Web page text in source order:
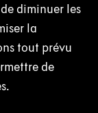
diminuer les
la
tout prévu
de